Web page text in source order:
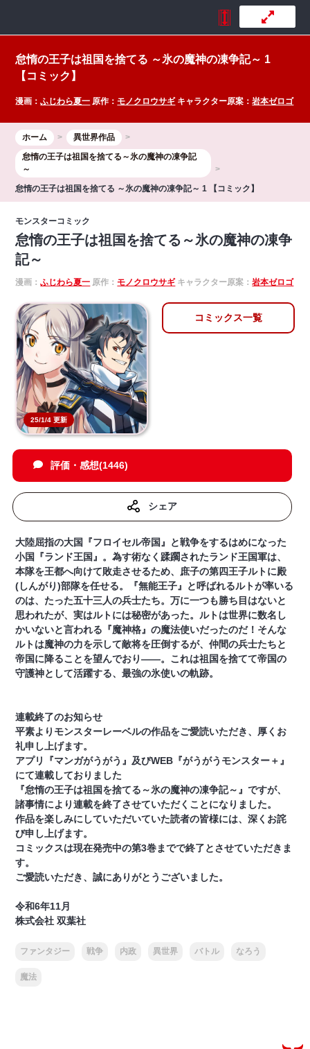
怠惰の王子は祖国を捨てる ～氷の魔神の凍争記～ 1
【コミック】
漫画：ふじわら夏一 原作： モノクロウサギキャラクター原案：岩本ゼロゴ
ホーム
異世界作品
怠惰の王子は祖国を捨てる～氷の魔神の凍争記
～
怠惰の王子は祖国を捨てる ～氷の魔神の凍争記～ 1 【コミック】
モンスターコミック
怠惰の王子は祖国を捨てる～氷の魔神の凍争
記～
漫画：ふじわら夏一 原作： モノクロウサギキャラクター原案：岩本ゼロゴ
25/1/4 更新
コミックス一覧
評価・感想(1446)
シェア
大陸屈指の大国『フロイセル帝国』と戦争をするはめになった
小国『ランド王国』。為す術なく蹂躙されたランド王国軍は、
本隊を王都へ向けて敗走させるため、庶子の第四王子ルトに殿
(しんがり)部隊を任せる。『無能王子』と呼ばれるルトが率いる
のは、たった五十三人の兵士たち。万に一つも勝ち目はないと
思われたが、実はルトには秘密があった。ルトは世界に数名し
かいないと言われる『魔神格』の魔法使いだったのだ！そんな
ルトは魔神の力を示して敵将を圧倒するが、仲間の兵士たちと
帝国に降ることを望んでおり――。これは祖国を捨てて帝国の
守護神として活躍する、最強の氷使いの軌跡。
連載終了のお知らせ
平素よりモンスターレーベルの作品をご愛読いただき、厚くお
礼申し上げます。
アプリ『マンガがうがう』及びWEB『がうがうモンスター＋』
にて連載しておりました
『怠惰の王子は祖国を捨てる～氷の魔神の凍争記～』ですが、
諸事情により連載を終了させていただくことになりました。
作品を楽しみにしていただいていた読者の皆様には、深くお詫
び申し上げます。
コミックスは現在発売中の第3巻までで終了とさせていただきま
す。
ご愛読いただき、誠にありがとうございました。
令和6年11月
株式会社 双葉社
ファンタジー 戦争 内政 異世界 バトル なろう
魔法